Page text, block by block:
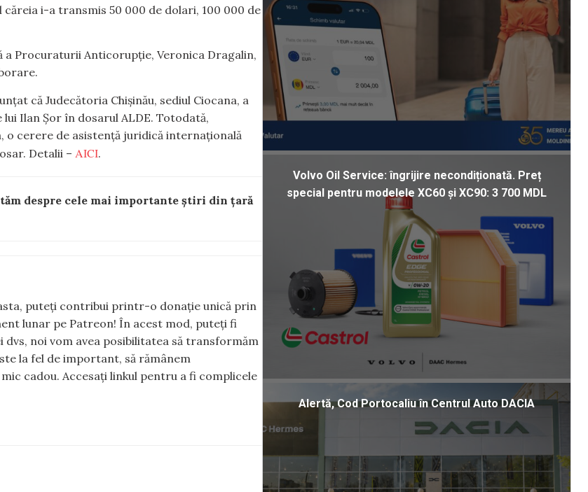
i-a transmis 50 000 de dolari, 100 000 de
a Procuraturii Anticorupție, Veronica Dragalin,
că Judecătoria Chișinău, sediul Ciocana, a
Ilan Șor în dosarul ALDE. Totodată,
o cerere de asistență juridică internațională
Detalii – AICI.
despre cele mai importante știri din țară
puteți contribui printr-o donație unică prin
lunar pe Patreon! În acest mod, puteți fi
noi vom avea posibilitatea să transformăm
la fel de important, să rămânem
cadou. Accesați linkul pentru a fi complicele
Volvo Oil Service: îngrijire necondiționată. Preț
special pentru modelele XC60 și XC90: 3 700 MDL
Alertă, Cod Portocaliu în Centrul Auto DACIA